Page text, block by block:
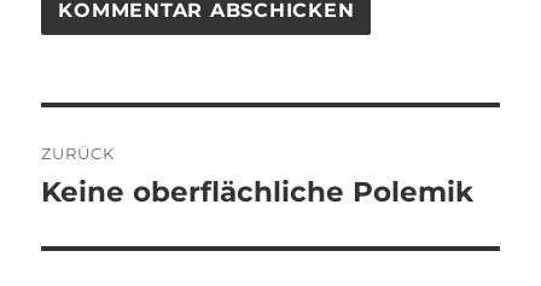
ZURÜCK
Vorheriger
Keine oberflächliche Polemik